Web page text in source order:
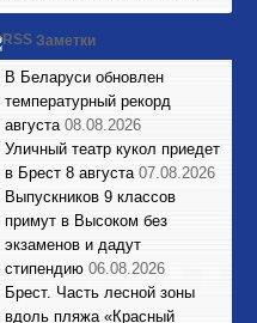
Заметки
В Беларуси обновлен
температурный рекорд
августа 08.08.2026
Уличный театр кукол приедет
в Брест 8 августа 07.08.2026
Выпускников 9 классов
примут в Высоком без
экзаменов и дадут
стипендию 06.08.2026
Брест. Часть лесной зоны
вдоль пляжа «Красный